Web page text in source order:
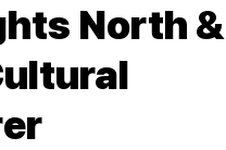
North &